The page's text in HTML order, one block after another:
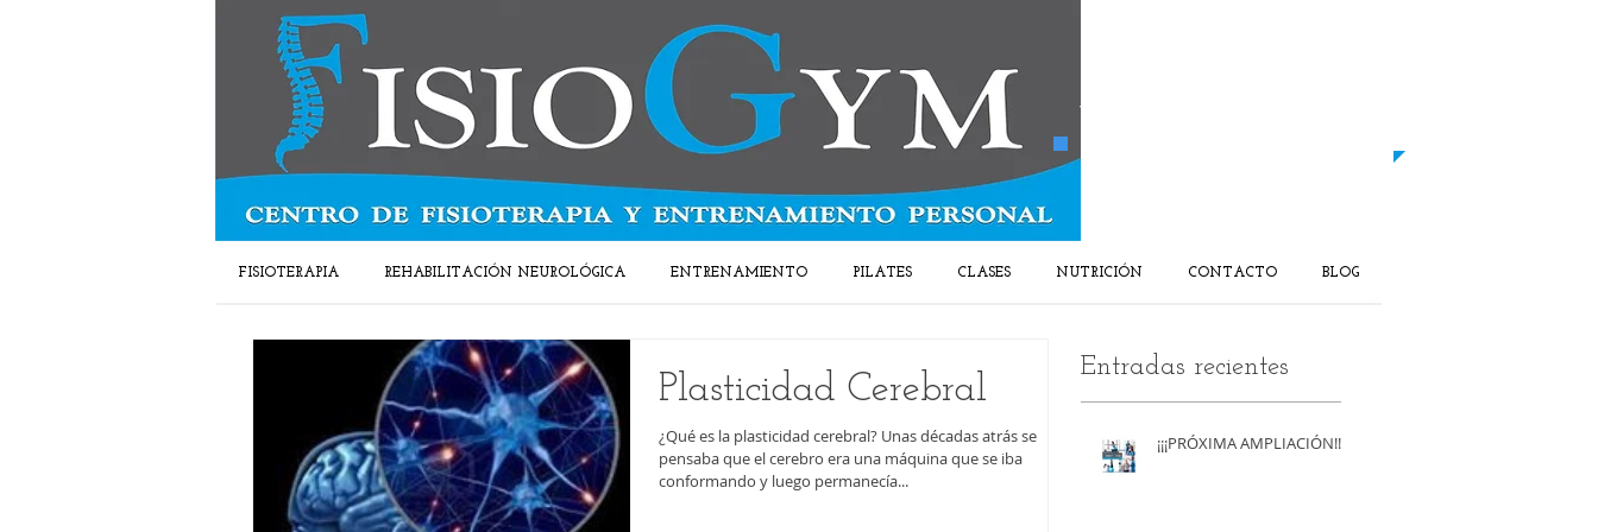
​Y EMPIEZA A MEJORAR TU SALUD
FISIOTERAPIA REHABILITACIÓN NEUROLÓGICA ENTRENAMIENTO PILATES CLASES NUTRICIÓN CONTACTO BLOG
Plasticidad Cerebral
¿Qué es la plasticidad cerebral? Unas décadas atrás se
pensaba que el cerebro era una máquina que se iba
conformando y luego permanecía...
Entradas recientes
¡¡¡PRÓXIMA AMPLIACIÓN!!!